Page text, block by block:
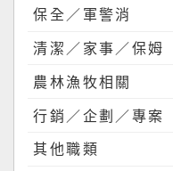
保全／軍警消
清潔／家事／保姆
農林漁牧相關
行銷／企劃／專案
其他職類